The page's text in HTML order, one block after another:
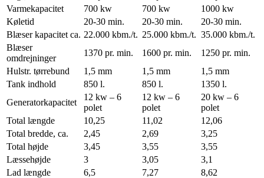
Varmekapacitet
700 kw 700 kw
1000 kw
Køletid
20-30 min. 20-30 min.
20-30 min.
Blæser kapacitet ca. 22.000 kbm./t. 25.000 kbm./t. 35.000 kbm./t.
Blæser
omdrejninger
1370 pr. min. 1600 pr. min.
1250 pr. min.
Hulstr. tørrebund
1,5 mm 1,5 mm
1,5 mm
Tank indhold
850 l. 850 l.
1350 l.
Generatorkapacitet
12 kw – 6
polet
12 kw – 6
polet
20 kw – 6
polet
Total længde
10,25 11,02
12,06
Total bredde, ca.
2,45 2,69
3,25
Total højde
3,45 3,55
3,55
Læssehøjde
3 3,05
3,1
Lad længde
6,5 7,27
8,62